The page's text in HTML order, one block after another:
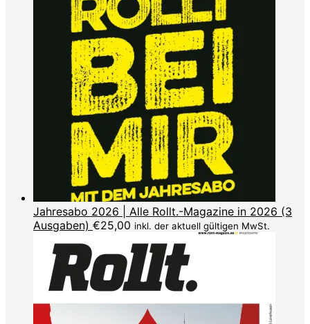
Jahresabo 2026 | Alle Rollt.-Magazine in 2026 (3
Ausgaben) €25,00 inkl. der aktuell gültigen MwSt.